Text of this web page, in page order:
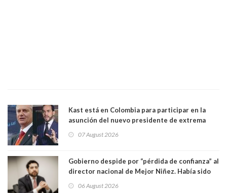
Kast está en Colombia para participar en la
asunción del nuevo presidente de extrema
07 August 2026
Gobierno despide por “pérdida de confianza” al
director nacional de Mejor Niñez. Había sido
06 August 2026